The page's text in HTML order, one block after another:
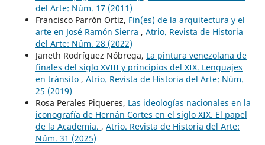
del Arte: Núm. 17 (2011)
Francisco Parrón Ortiz, Fin(es) de la arquitectura y el
arte en José Ramón Sierra , Atrio. Revista de Historia
del Arte: Núm. 28 (2022)
Janeth Rodríguez Nóbrega, La pintura venezolana de
finales del siglo XVIII y principios del XIX. Lenguajes
en tránsito , Atrio. Revista de Historia del Arte: Núm.
25 (2019)
Rosa Perales Piqueres, Las ideologías nacionales en la
iconografía de Hernán Cortes en el siglo XIX. El papel
de la Academia. , Atrio. Revista de Historia del Arte:
Núm. 31 (2025)